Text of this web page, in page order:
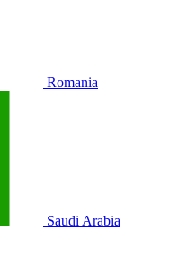
Romania
Saudi Arabia